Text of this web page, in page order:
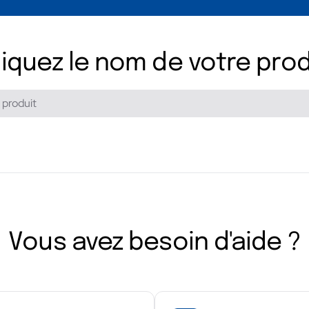
le nom de votre
Vous avez besoin d'aide ?